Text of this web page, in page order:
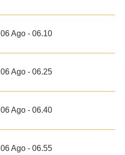
06 Ago - 06.10
06 Ago - 06.25
06 Ago - 06.40
06 Ago - 06.55